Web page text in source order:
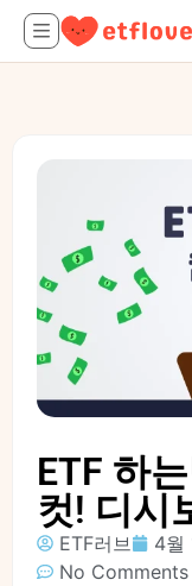
ETF 하
컷! 디시
ETF러브 4월
No Comments